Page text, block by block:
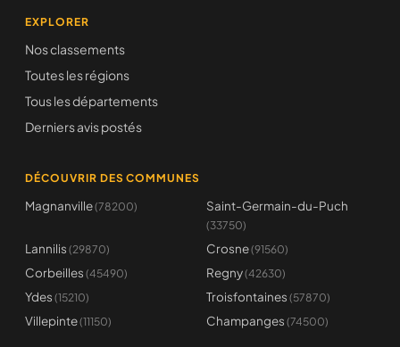
EXPLORER
Nos classements
Toutes les régions
Tous les départements
Derniers avis postés
DÉCOUVRIR DES COMMUNES
Magnanville(78200) Saint-Germain-du-Puch
(33750)
Lannilis (29870) Crosne(91560)
Corbeilles (45490) Regny(42630)
Ydes (15210) Troisfontaines (57870)
Villepinte(11150) Champanges (74500)